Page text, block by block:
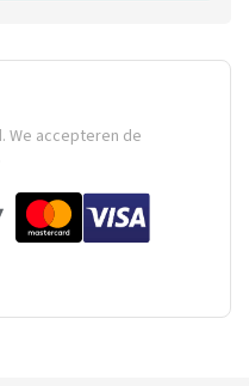
We accepteren de